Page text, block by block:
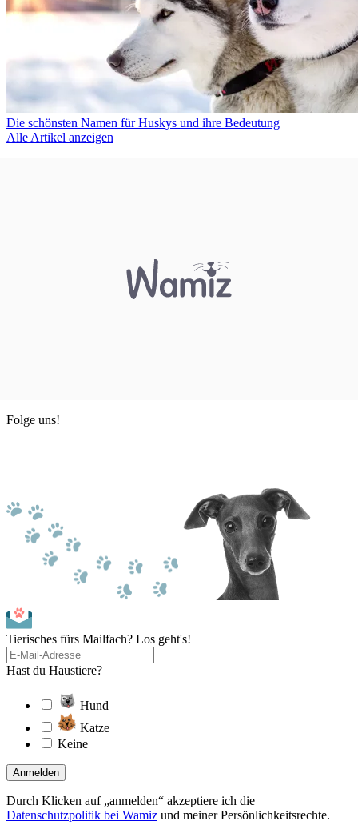
Die schönsten Namen für Huskys und ihre Bedeutung
Alle Artikel anzeigen
Folge uns!
Tierisches fürs Mailfach? Los geht's!
Hast du Haustiere?
Hund
Katze
Keine
Anmelden
Durch Klicken auf „anmelden“ akzeptiere ich die
Datenschutzpolitik bei Wamiz und meiner Persönlichkeitsrechte.